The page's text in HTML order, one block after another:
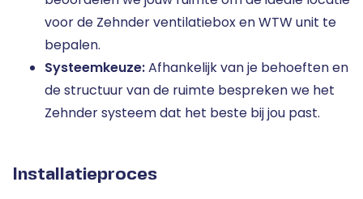
voor de Zehnder ventilatiebox en WTW unit te
bepalen.
Systeemkeuze:Afhankelijk van je behoeften en
de structuur van de ruimte bespreken we het
Zehnder systeem dat het beste bij jou past.
Installatieproces